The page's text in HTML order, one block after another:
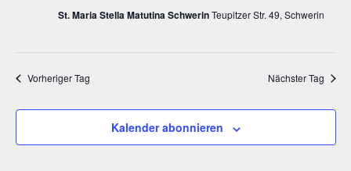
St. Maria Stella Matutina SchwerinTeupitzer Str. 49, Schwerin
Vorheriger Tag Nächster Tag
Kalender abonnieren